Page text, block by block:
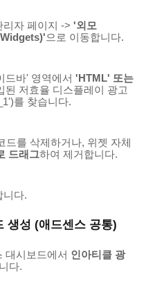
자 페이지 -> '외모
으로 이동합니다.
드바' 영역에서 'HTML' 또는
된 저효율 디스플레이 광고
')를 찾습니다.
드를 삭제하거나, 위젯 자체
드래그하여 제거합니다.
니다.
생성 (애드센스 공통)
대시보드에서 인아티클 광
다.